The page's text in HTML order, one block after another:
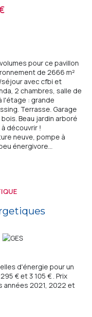
pour ce pavillon
de 2666 m²
avec cfbi et
2 chambres, salle de
l'étage : grande
Terrasse. Garage
bois. Beau jardin arboré
découvrir !
neuve, pompe à
énergivore...
d'énergie pour un
€ et 3 105 € . Prix
années 2021, 2022 et